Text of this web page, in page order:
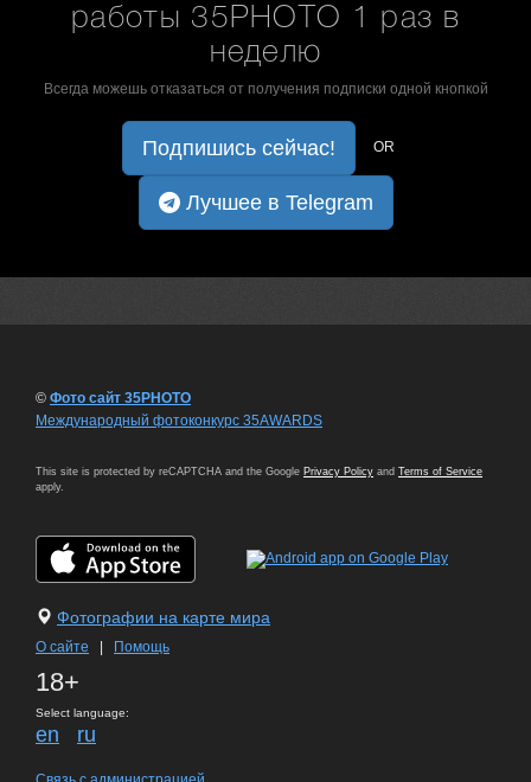
работы 35PHOTO 1 раз в
неделю
Всегда можешь отказаться от получения подписки одной кнопкой
Подпишись сейчас! OR
Лучшее в Telegram
© Фото сайт 35PHOTO
Международный фотоконкурс 35AWARDS
This site is protected by reCAPTCHA and the Google Privacy Policy and Terms of Service
apply.
Фотографии на карте мира
О сайте Помощь
18+
Select language:
en ru